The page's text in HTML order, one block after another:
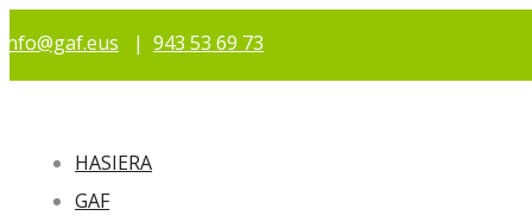
info@gaf.eus | 943 53 69 73
HASIERA
GAF